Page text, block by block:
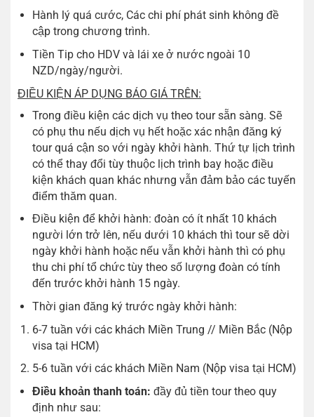
Hành lý quá cước, Các chi phí phát sinh không đề
cập trong chương trình.
Tiền Tip cho HDV và lái xe ở nước ngoài 10
NZD/ngày/người.
ĐIỀU KIỆN ÁP DỤNG BÁO GIÁ TRÊN:
Trong điều kiện các dịch vụ theo tour sẵn sàng. Sẽ
có phụ thu nếu dịch vụ hết hoặc xác nhận đăng ký
tour quá cận so với ngày khởi hành. Thứ tự lịch trình
có thể thay đổi tùy thuộc lịch trình bay hoặc điều
kiện khách quan khác nhưng vẫn đảm bảo các tuyến
điểm thăm quan.
Điều kiện để khởi hành: đoàn có ít nhất 10 khách
người lớn trở lên, nếu dưới 10 khách thì tour sẽ dời
ngày khởi hành hoặc nếu vẫn khởi hành thì có phụ
thu chi phí tổ chức tùy theo số lượng đoàn có tính
đến trước khởi hành 15 ngày.
Thời gian đăng ký trước ngày khởi hành:
6-7 tuần với các khách Miền Trung // Miền Bắc (Nộp
visa tại HCM)
5-6 tuần với các khách Miền Nam (Nộp visa tại HCM)
Điều khoản thanh toán: đầy đủ tiền tour theo quy
định như sau: